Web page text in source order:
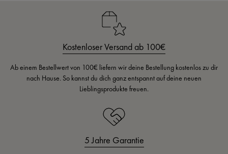
Kostenloser Versand ab 100€
Ab einem Bestellwert von 100€ liefern wir deine Bestellung kostenlos zu dir
nach Hause. So kannst du dich ganz entspannt auf deine neuen
Lieblingsprodukte freuen.
5 Jahre Garantie